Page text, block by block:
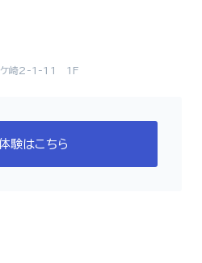
ケ崎2-1-11 1F
験はこちら